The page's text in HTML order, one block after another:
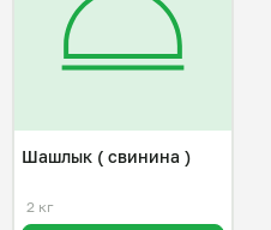
Шашлык ( свинина )
2 кг